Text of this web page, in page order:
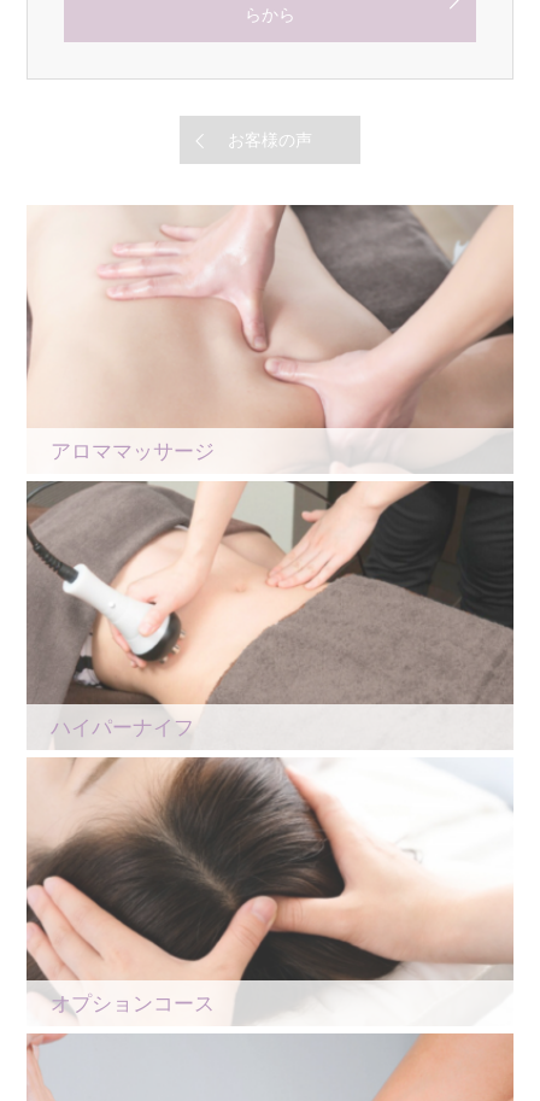
らから
お客様の声
アロママッサージ
ハイパーナイフ
オプションコース